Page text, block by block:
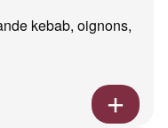
kebab, oignons,